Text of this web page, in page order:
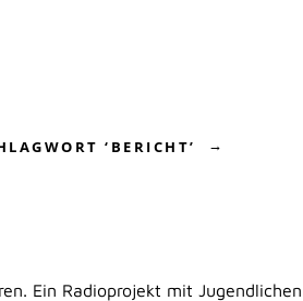
‘ BERICHT’
Ein Radioprojekt mit